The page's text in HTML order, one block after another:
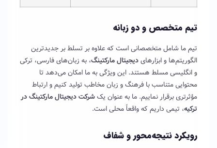
تیم متخصص و دو زبانه
تیم ما شامل متخصصانی است که علاوه بر تسلط بر جدیدترین
الگوریتم‌ها و ابزارهایدیجیتال مارکتینگ، به زبان‌های فارسی، ترکی
و انگلیسی مسلط هستند. این ویژگی به ما امکان می‌دهد تا
محتوایی متناسب با فرهنگ و زبان مخاطب تولید کنیم و ارتباط
مؤثرتری برقرار نماییم. ما به عنوان یکشرکت دیجیتال مارکتینگ در
ترکیه، تیمی داریم که واقعاً محلی است.
رویکرد نتیجه‌محور و شفاف